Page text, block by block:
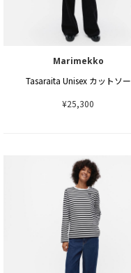
Marimekko
Tasaraita Unisex カットソー
¥25,300